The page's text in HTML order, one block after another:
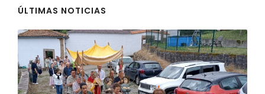
ÚLTIMAS NOTICIAS